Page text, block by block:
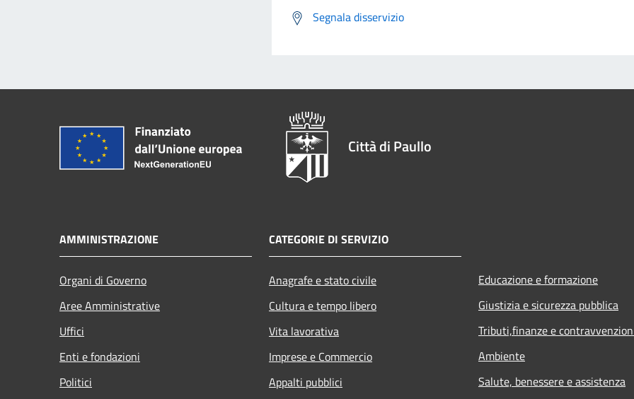
Segnala disservizio
Città di Paullo
AMMINISTRAZIONE
Organi di Governo
Aree Amministrative
Uffici
Enti e fondazioni
Politici
CATEGORIE DI SERVIZIO
Anagrafe e stato civile
Cultura e tempo libero
Vita lavorativa
Imprese e Commercio
Appalti pubblici
Educazione e formazione
Giustizia e sicurezza pubblica
Tributi,finanze e
Ambiente
Salute, benessere e assistenza